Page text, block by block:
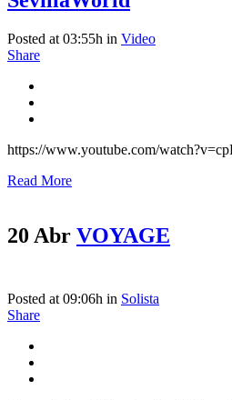
Posted at 03:55h in Video
Share
https://www.youtube.com/
Read More
20 Abr VOYAGE
Posted at 09:06h in Solista
Share